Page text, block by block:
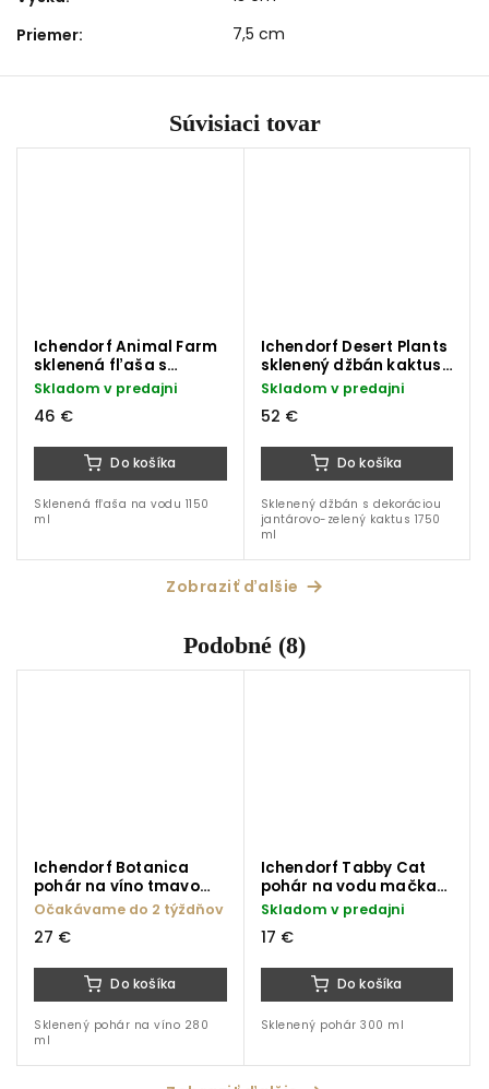
Priemer: 7,5 cm
Súvisiaci tovar
Ichendorf Animal Farm
sklenená fľaša s
vtáčikom 1150 ml
Skladom v predajni
46 €
Do košíka
Sklenená fľaša na vodu 1150
ml
Ichendorf Desert Plants
sklenený džbán kaktus
jantárovo-zelený 1750
Skladom v predajni
52 €
Do košíka
Sklenený džbán s dekoráciou
jantárovo-zelený kaktus 1750
ml
Zobraziť ďalšie
Podobné (8)
Ichendorf Botanica
pohár na víno tmavo
modrý kvet 280 ml
Očakávame do 2 týždňov
27 €
Do košíka
Sklenený pohár na víno 280
ml
Ichendorf Tabby Cat
pohár na vodu mačka
biela-jantárová 300 ml
Skladom v predajni
17 €
Do košíka
Sklenený pohár 300 ml